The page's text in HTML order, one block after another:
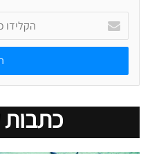
הקלידו
כתובת
אימייל